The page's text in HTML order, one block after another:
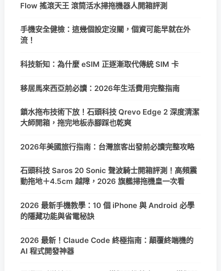
Flow 搖滾天王 滾筒活水掃拖機器人開箱評測
手機安全健檢：這幾個設定沒關，個資可能早就在外
流！
科技新知：為什麼 eSIM 正逐漸取代傳統 SIM 卡
移居馬來西亞前必讀：2026年生活費用完整指南
鎖水拖布技術下放！石頭科技 Qrevo Edge 2 深度清潔
大師開箱，拖完地板赤腳踩也乾爽
2026年美國旅行指南：台灣旅客出發前必讀完整攻略
石頭科技 Saros 20 Sonic 聲波騎士開箱評測！高頻震
動拖地＋4.5cm 越障，2026 旗艦掃拖機皇一次看
2026 最新手機教學：10 個 iPhone 與 Android 必學
的隱藏功能與省電秘訣
2026 最新！Claude Code 終極指南：顛覆終端機的
AI 程式開發神器